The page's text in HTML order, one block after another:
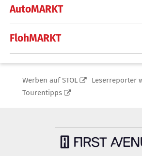
AutoMARKT
FlohMARKT
Werben auf STOL
Leserreporter
Tourentipps